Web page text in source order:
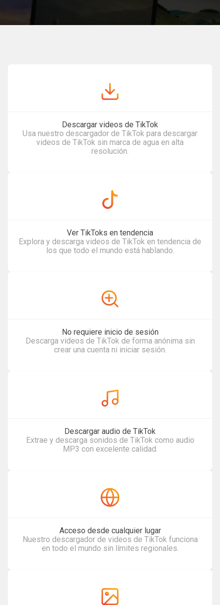
Descargar videos de TikTok
Usa nuestro descargador de TikTok para descargar
videos de TikTok sin marca de agua en alta
resolución.
Ver TikToks en tendencia
Explora y descarga videos de TikTok en tendencia de
los que todo el mundo está hablando.
No requiere inicio de sesión
Descarga videos de TikTok de forma anónima sin
crear una cuenta ni iniciar sesión.
Descargar audio de TikTok
Extrae y descarga sonidos de TikTok como audio
MP3 con excelente calidad.
Acceso desde cualquier lugar
Nuestro descargador de videos de TikTok funciona
en todo el mundo sin límites regionales.